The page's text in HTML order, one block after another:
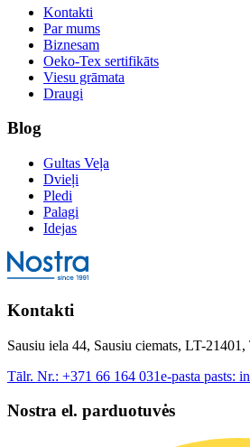
Kontakti
Par mums
Biznesam
Oeko-Tex sertifikāts
Viesu grāmata
Draugi
Blog
Gultas Veļa
Dvieļi
Pledi
Palagi
Idejas
Kontakti
Sausiu iela 44, Sausiu ciemats, LT-
Tālr. Nr.: +371 66 164 031e-pasta pasts:
Nostra el. parduotuvės